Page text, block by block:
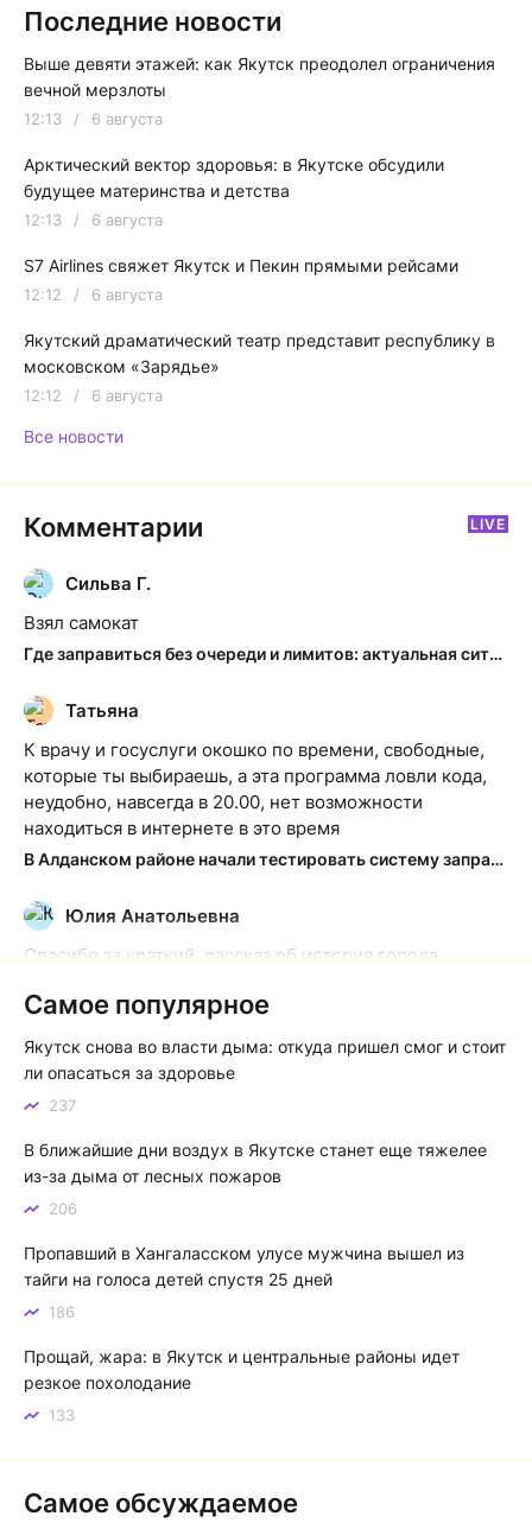
Последние новости
Выше девяти этажей: как Якутск преодолел ограничения
вечной мерзлоты
12:13 / 6 августа
Арктический вектор здоровья: в Якутске обсудили
будущее материнства и детства
12:13 / 6 августа
S7 Airlines свяжет Якутск и Пекин прямыми рейсами
12:12 / 6 августа
Якутский драматический театр представит республику в
московском «Зарядье»
12:12 / 6 августа
Все новости
Комментарии LIVE
С
Сильва Г.
Взял самокат
Где заправиться без очереди и лимитов: актуальная ситуация на АЗС Якутска
Т
Татьяна
К врачу и госуслуги окошко по времени, свободные,
которые ты выбираешь, а эта программа ловли кода,
неудобно, навсегда в 20.00, нет возможности
находиться в интернете в это время
В Алданском районе начали тестировать систему заправки по QR-кодам
Ю
Юлия Анатольевна
Спасибо за краткий, рассказ об история города
Якутск сквозь века: от острога до столицы республики
К
Котя злой
Зной в Сибири, тем более в Якутске. Никакой это не
тем более говорить не приходиться. Не зря даже в
песнях поют…
Самое популярное
Якутск снова во власти дыма: откуда пришел смог и стоит
ли опасаться за здоровье
237
В ближайшие дни воздух в Якутске станет еще тяжелее
из-за дыма от лесных пожаров
206
Пропавший в Хангаласском улусе мужчина вышел из
тайги на голоса детей спустя 25 дней
186
Прощай, жара: в Якутск и центральные районы идет
резкое похолодание
133
Самое обсуждаемое